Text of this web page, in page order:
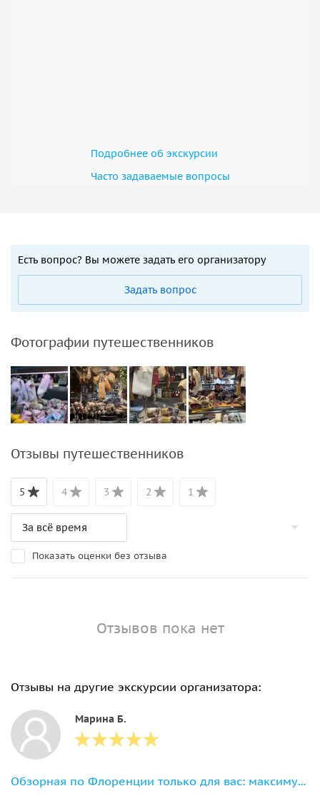
Подробнее об экскурсии
Часто задаваемые вопросы
Есть вопрос? Вы можете задать его организатору
Задать вопрос
Фотографии путешественников
Отзывы путешественников
5 4 3 2 1
Показать оценки без отзыва
Отзывов пока нет
Отзывы на другие экскурсии организатора:
Марина Б.
Обзорная по Флоренции только для вас: максимум за короткое время